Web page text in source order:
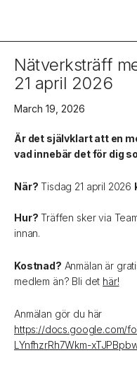
Nätverksträff
21 april 2026
March 19, 2026
Är det självklart att en
vad innebär det för dig
När? Tisdag 21 april 2026
Hur? Träffen sker via
innan.
Kostnad? Anmälan är
medlem än? Bli det här!
Anmälan gör du här
https://docs.google.com/
LYnfhzrRh7Wkm-